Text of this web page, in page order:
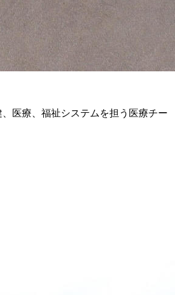
医療、福祉システムを担う医療チー